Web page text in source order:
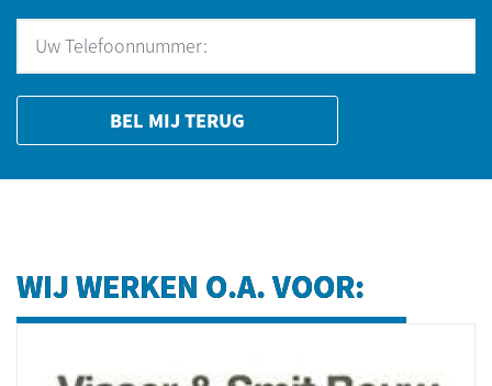
BEL MIJ TERUG
WIJ WERKEN O.A. VOOR: